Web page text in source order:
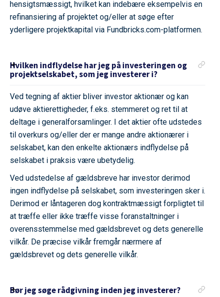
hensigtsmæssigt, hvilket kan indebære eksempelvis en
refinansiering af projektet og/eller at søge efter
yderligere projektkapital via Fundbricks.com-platformen.
Hvilken indflydelse har jeg på investeringen og
projektselskabet, som jeg investerer i?
Ved tegning af aktier bliver investor aktionær og kan
udøve aktierettigheder, f.eks. stemmeret og ret til at
deltage i generalforsamlinger. I det aktier ofte udstedes
til overkurs og/eller der er mange andre aktionærer i
selskabet, kan den enkelte aktionærs indflydelse på
selskabet i praksis være ubetydelig.
Ved udstedelse af gældsbreve har investor derimod
ingen indflydelse på selskabet, som investeringen sker i.
Derimod er låntageren dog kontraktmæssigt forpligtet til
at træffe eller ikke træffe visse foranstaltninger i
overensstemmelse med gældsbrevet og dets generelle
vilkår. De præcise vilkår fremgår nærmere af
gældsbrevet og dets generelle vilkår.
Bør jeg søge rådgivning inden jeg investerer?